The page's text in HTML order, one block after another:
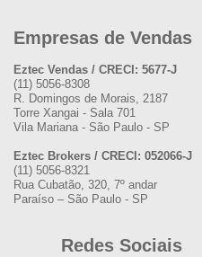
Empresas de Vendas
Eztec Vendas / CRECI: 5677-J
(11) 5056-8308
R. Domingos de Morais, 2187
Torre Xangai - Sala 701
Vila Mariana - São Paulo - SP
Eztec Brokers / CRECI: 052066-J
(11) 5056-8321
Rua Cubatão, 320, 7º andar
Paraíso – São Paulo - SP
Redes Sociais